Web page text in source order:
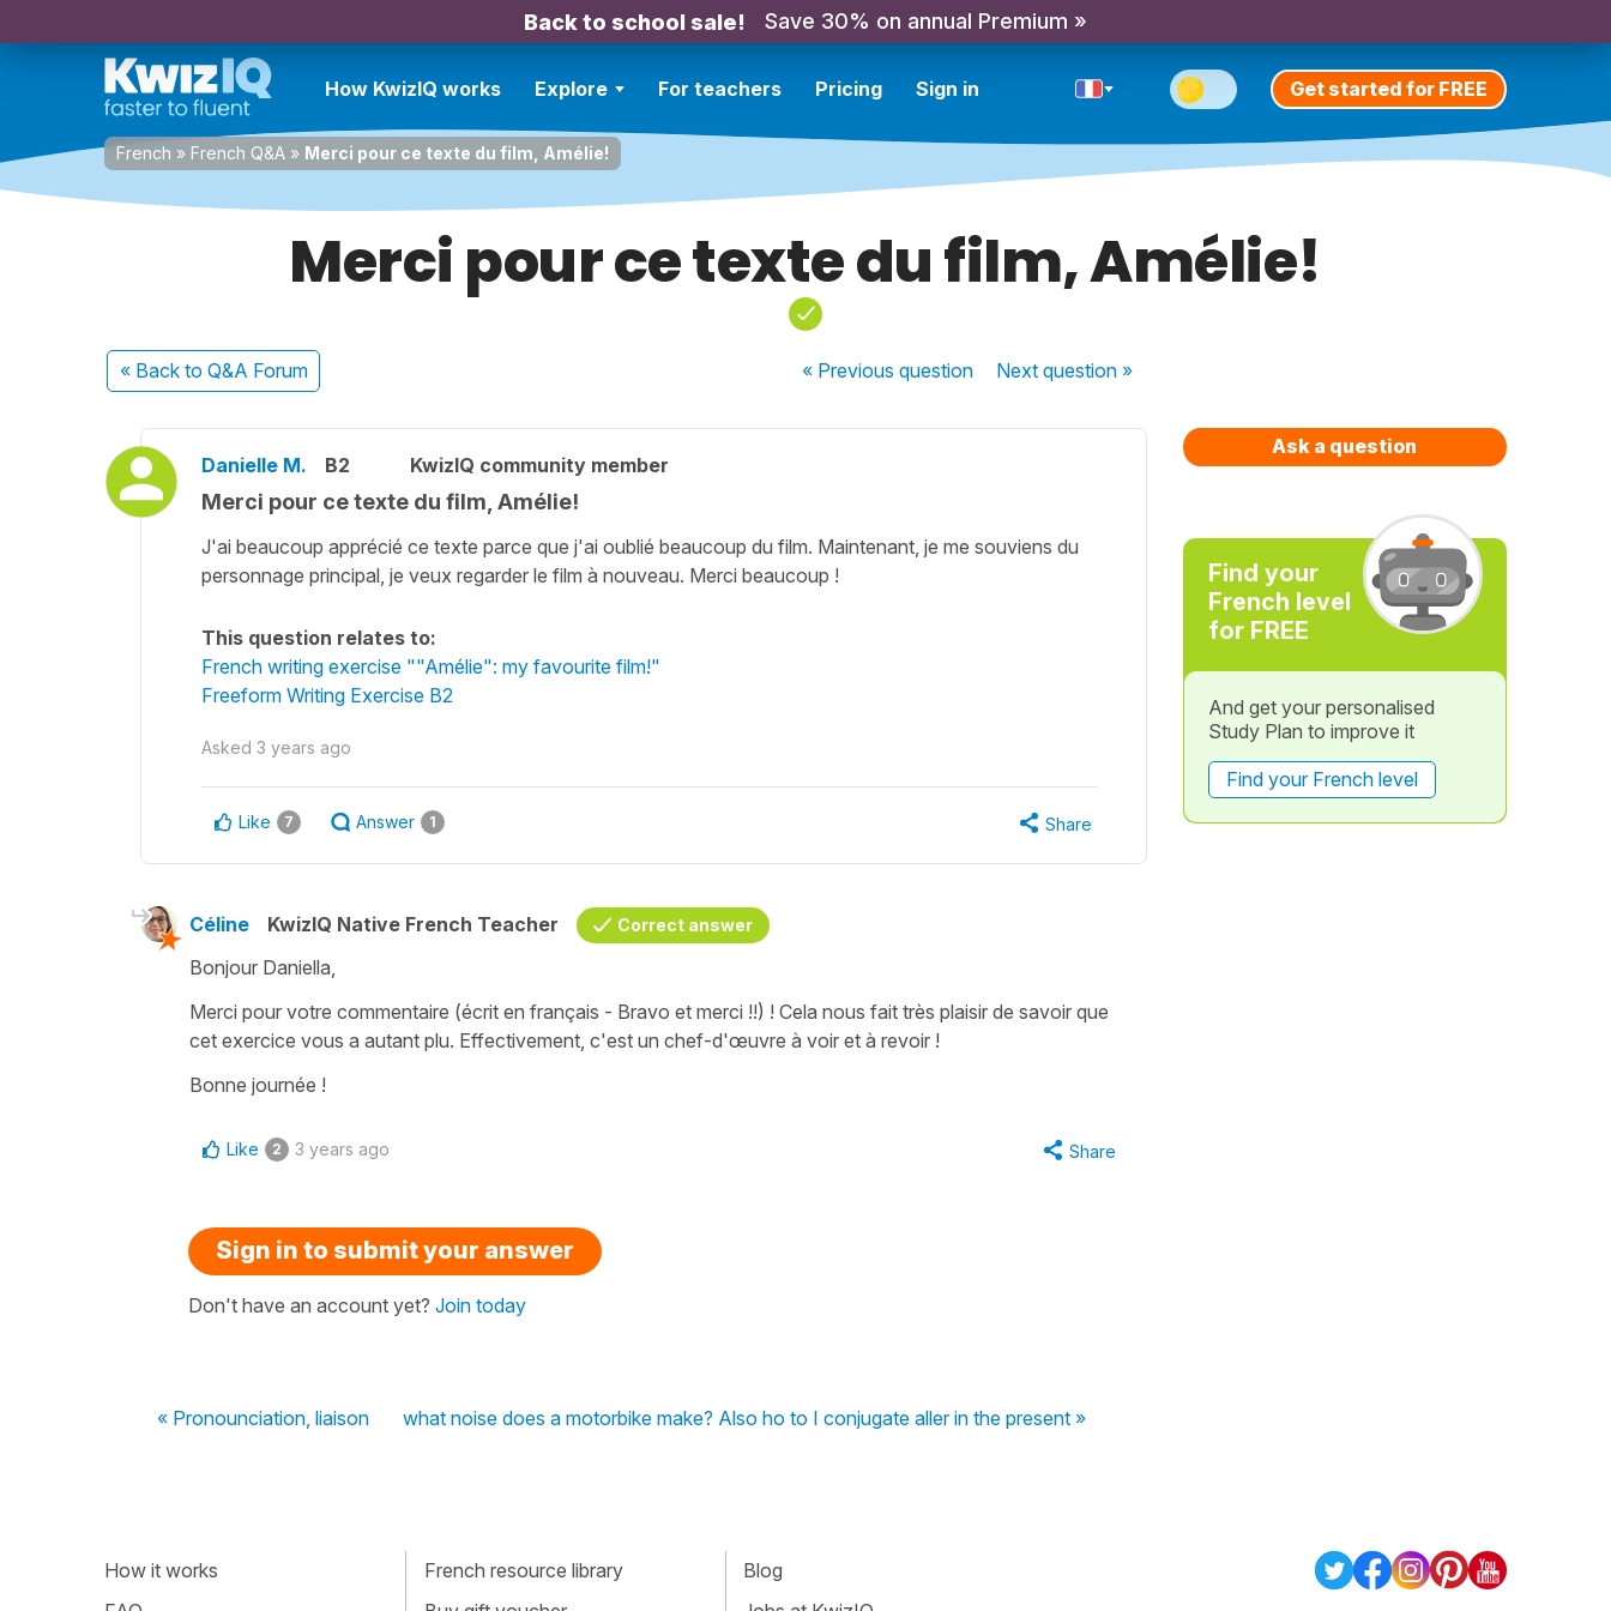
Back to school sale! Save 30% on annual Premium »
How KwizIQ works Explore For teachers Pricing Sign in Get started for FREE
French » French Q&A » Merci pour ce texte du film, Amélie!
Merci pour ce texte du film, Amélie!
« Back to Q&A Forum « Previousquestion Nextquestion »
Danielle M. B2 KwizIQ community member
Merci pour ce texte du film, Amélie!
J'ai beaucoup apprécié ce texte parce que j'ai oublié beaucoup du film. Maintenant, je me souviens du
personnage principal, je veux regarder le film à nouveau. Merci beaucoup !
This question relates to:
French writing exercise ""Amélie": my favourite film!"
Freeform Writing Exercise B2
Asked 3 years ago
Like 7 Answer 1 Share
Céline KwizIQ Native French Teacher Correct answer
Bonjour Daniella,
Merci pour votre commentaire (écrit en français - Bravo et merci !!) ! Cela nous fait très plaisir de savoir que
cet exercice vous a autant plu. Effectivement, c'est un chef-d'œuvre à voir et à revoir !
Bonne journée !
Like 2 3 years ago Share
Sign in to submit your answer
Don't have an account yet? Join today
« Pronounciation, liaison what noise does a motorbike make? Also ho to I conjugate aller in the present »
Ask a question
Find your
French level
for FREE
And get your personalised
Study Plan to improve it
Find your French level
How it works
French resource library
Blog